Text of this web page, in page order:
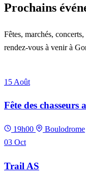
Prochains
Fêtes, marchés,
rendez-vous à venir à
15 Août
Fête des chasseurs
19h00
Boulodrome
03 Oct
Trail AS